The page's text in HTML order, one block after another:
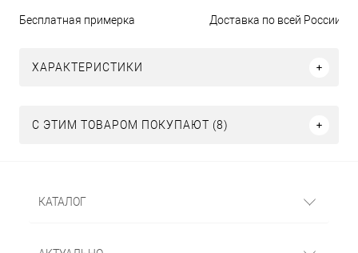
Бесплатная примерка Доставка по всей России
ХАРАКТЕРИСТИКИ
С ЭТИМ ТОВАРОМ ПОКУПАЮТ (8)
КАТАЛОГ